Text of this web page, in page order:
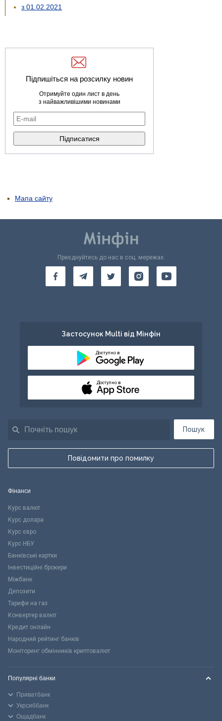
з 01.02.2021
Підпишіться на розсилку новин
Отримуйте один лист в день
з найважливішими новинами
Мапа сайту
Пошук
Повідомити про помилку
Приєднуйтесь до нас в соц. мережах:
Застосунок Multi від Мінфін
Доступно в
Доступно в
Фінанси
Курс валют
Курс долара
Курс євро
Курс НБУ
Банківські картки
Інвестиційні брокери
Міжбанк
Депозити
Тарифи на газ
Конвертер валют
Кредит онлайн
Народний рейтинг банків
Моніторинг обмінників криптовалют
Популярні банки
Приватбанк
Укрсиббанк
Ощадбанк